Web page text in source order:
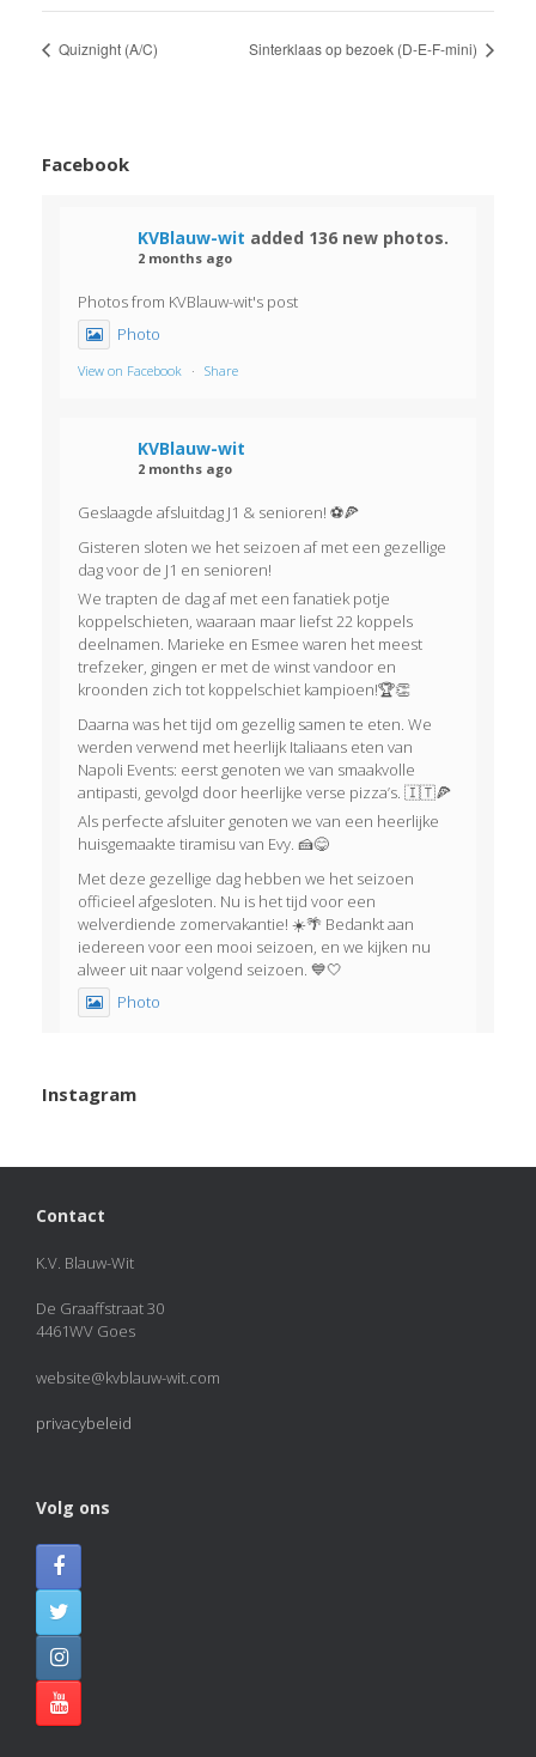
Quiznight (A/C) Sinterklaas op bezoek (D-E-F-mini)
Facebook
KVBlauw-wit added 136 new photos.
2 months ago
Photos from KVBlauw-wit's post
Photo
View on Facebook · Share
KVBlauw-wit
2 months ago
Geslaagde afsluitdag J1 & senioren! ⚽🍕
Gisteren sloten we het seizoen af met een gezellige
dag voor de J1 en senioren!
We trapten de dag af met een fanatiek potje
koppelschieten, waaraan maar liefst 22 koppels
deelnamen. Marieke en Esmee waren het meest
trefzeker, gingen er met de winst vandoor en
kroonden zich tot koppelschiet kampioen!🏆👏
Daarna was het tijd om gezellig samen te eten. We
werden verwend met heerlijk Italiaans eten van
Napoli Events: eerst genoten we van smaakvolle
antipasti, gevolgd door heerlijke verse pizza’s. 🇮🇹🍕
Als perfecte afsluiter genoten we van een heerlijke
huisgemaakte tiramisu van Evy. 🍰😋
Met deze gezellige dag hebben we het seizoen
officieel afgesloten. Nu is het tijd voor een
welverdiende zomervakantie! ☀️🌴 Bedankt aan
iedereen voor een mooi seizoen, en we kijken nu
alweer uit naar volgend seizoen. 💙🤍
Photo
Afgelopen dinsdag korfbalden onze jeugdleden met
van een welverdiend ijsje!
2 months ago
Photos from KVBlauw-wit's post
KAMPIOENEN! 🏆🏆🏆
J4 en Blauw Wit J6 dit veldseizoen de titel gepakt. Van
Instagram
Contact
K.V. Blauw-Wit
De Graaffstraat 30
4461WV Goes
website@kvblauw-wit.com
privacybeleid
Volg ons